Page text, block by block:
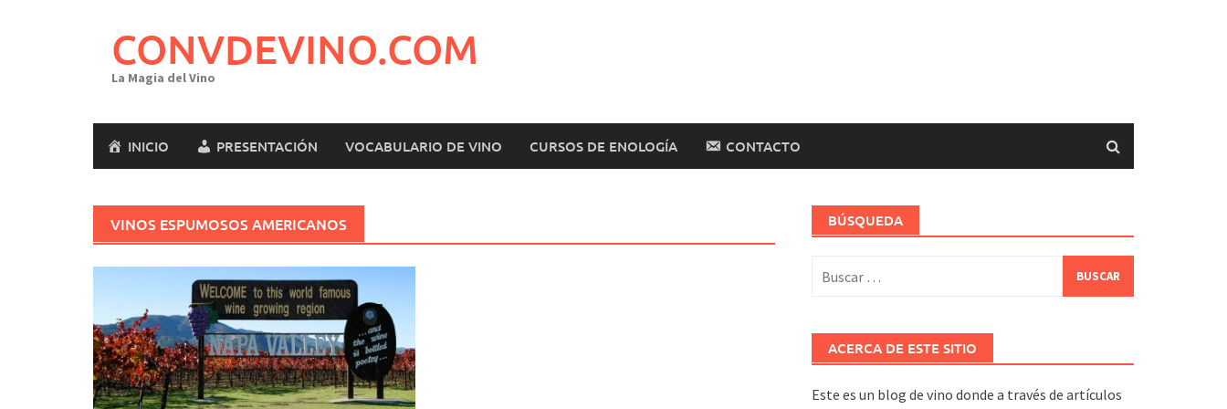
CONVDEVINO.COM
La Magia del Vino
INICIO PRESENTACIÓN VOCABULARIO DE VINO CURSOS DE ENOLOGÍA CONTACTO
VINOS ESPUMOSOS AMERICANOS BÚSQUEDA
ACERCA DE ESTE SITIO
Este es un blog de vino donde a través de artículos